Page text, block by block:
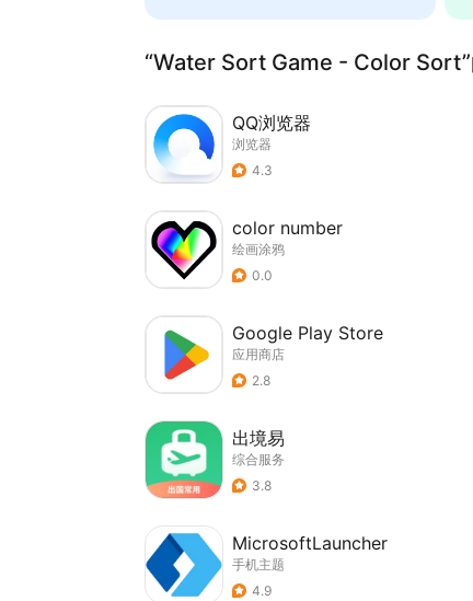
“Water Sort Game - Color Sort”
QQ浏览器
浏览器
4.3
color number
绘画涂鸦
0.0
Google Play Store
应用商店
2.8
出境易
综合服务
3.8
MicrosoftLauncher
手机主题
4.9